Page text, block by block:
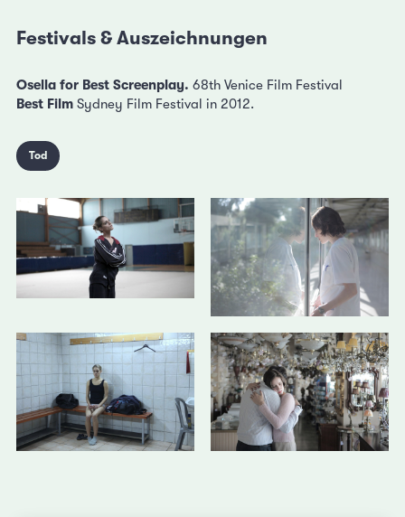
Festivals & Auszeichnungen
Osella for Best Screenplay. 68th Venice Film Festival
Best Film Sydney Film Festival in 2012.
Tod